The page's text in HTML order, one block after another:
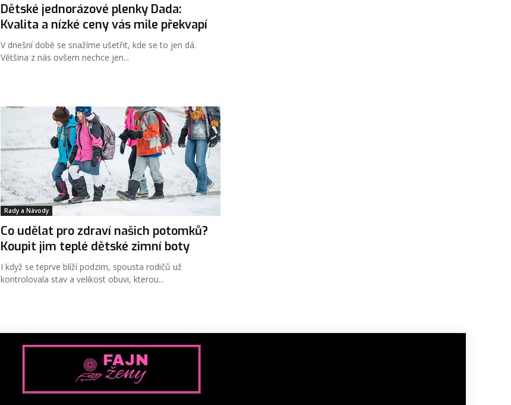
Dětské jednorázové plenky Dada:
Kvalita a nízké ceny vás mile překvapí
V dnešní době se snažíme ušetřit, kde se to jen dá.
Většina z nás ovšem nechce jen...
Rady a Návody
Co udělat pro zdraví našich potomků?
Koupit jim teplé dětské zimní boty
I když se teprve blíží podzim, spousta rodičů už
kontrolovala stav a velikost obuvi, kterou...
FAJN
ženy